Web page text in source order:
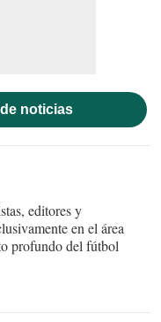
noticias
editores y
en el área
profundo del fútbol